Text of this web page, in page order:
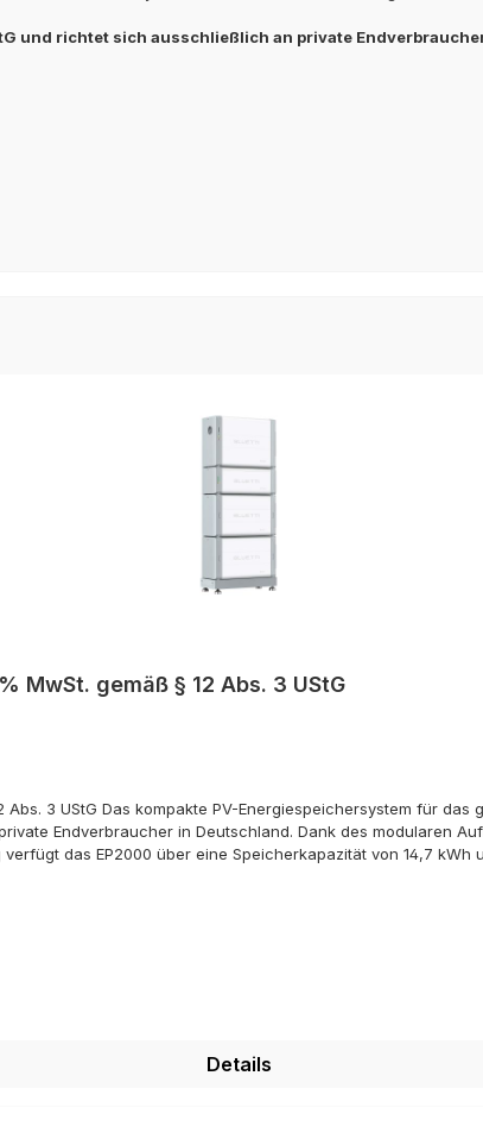
und richtet sich ausschließlich an private
MwSt. gemäß § 12 Abs. 3 UStG
Abs. 3 UStG Das kompakte PV-Energiespeichersystem für
Endverbraucher in Deutschland. Dank des modularen
das EP2000 über eine Speicherkapazität von 14,7 kWh
Details